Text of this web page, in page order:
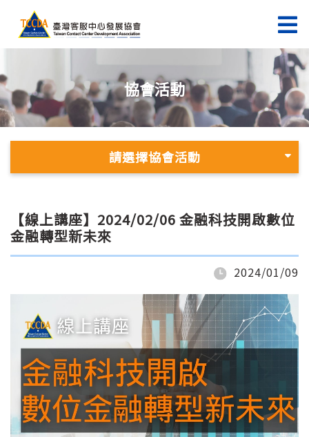
協會活動
請選擇協會活動
【線上講座】2024/02/06 金融科技開啟數位
金融轉型新未來
2024/01/09